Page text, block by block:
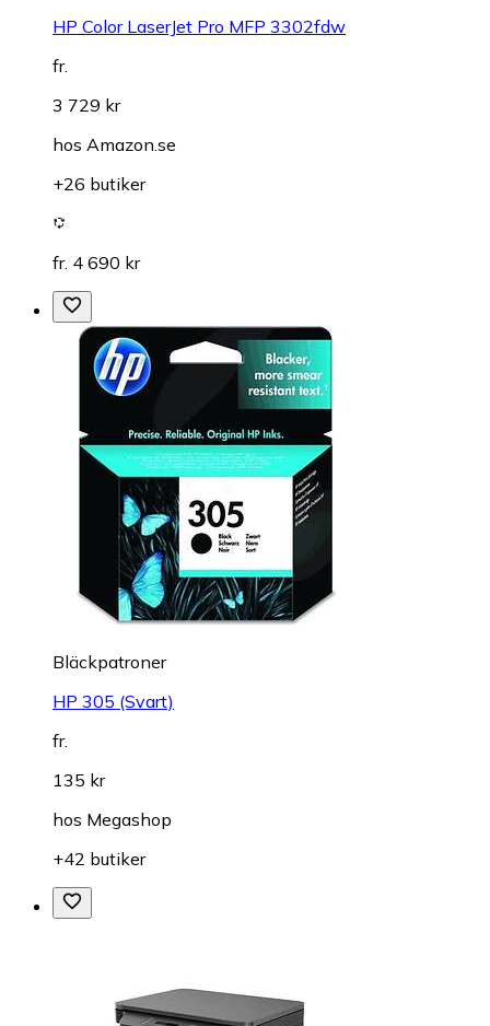
HP Color LaserJet Pro MFP 3302fdw
fr.
3 729 kr
hos Amazon.se
+26 butiker
fr. 4 690 kr
Bläckpatroner
HP 305 (Svart)
fr.
135 kr
hos Megashop
+42 butiker